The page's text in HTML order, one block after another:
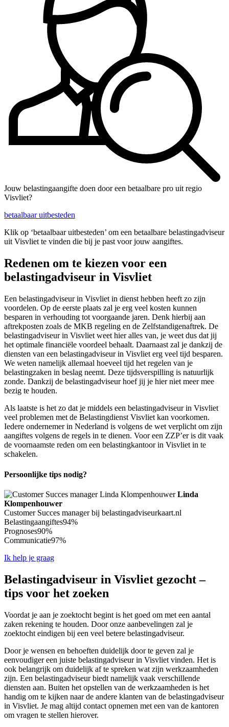
Jouw belastingaangifte doen door een betaalbare pro uit regio
Visvliet?
betaalbaar uitbesteden
Klik op ‘betaalbaar uitbesteden’ om een betaalbare belastingadviseur
uit Visvliet te vinden die bij je past voor jouw aangiftes.
Redenen om te kiezen voor een
belastingadviseur in Visvliet
Een belastingadviseur in Visvliet in dienst hebben heeft zo zijn
voordelen. Op de eerste plaats zal je erg veel kosten kunnen
besparen in verhouding tot voorgaande jaren. Denk hierbij aan
aftrekposten zoals de MKB regeling en de Zelfstandigenaftrek. De
belastingadviseur in Visvliet weet hier alles van, je weet dus dat jij
het optimale financiële voordeel behaalt. Daarnaast zal je dankzij de
diensten van een belastingadviseur in Visvliet erg veel tijd besparen.
We weten namelijk allemaal hoeveel tijd het regelen van je
belastingzaken in beslag neemt. Deze tijdsverspilling is natuurlijk
zonde. Dankzij de belastingadviseur hoef jij je hier niet meer mee
bezig te houden.
Als laatste is het zo dat je middels een belastingadviseur in Visvliet
veel problemen met de Belastingdienst Visvliet kan voorkomen.
Iedere ondernemer in Nederland is volgens de wet verplicht om zijn
aangiftes volgens de regels in te dienen. Voor een ZZP’er is dit vaak
de voornaamste reden om een belastingkantoor in Visvliet in te
schakelen.
Persoonlijke tips nodig?
Linda
Klompenhouwer
Customer Succes manager bij belastingadviseurkaart.nl
Belastingaangiftes94%
Prognoses90%
Communicatie97%
Ik help je graag
Belastingadviseur in Visvliet gezocht –
tips voor het zoeken
Voordat je aan je zoektocht begint is het goed om met een aantal
zaken rekening te houden. Door onze aanbevelingen zal je
zoektocht eindigen bij een veel betere belastingadviseur.
Door je wensen en behoeften duidelijk door te geven zal je
eenvoudiger een juiste belastingadviseur in Visvliet vinden. Het is
ook belangrijk om duidelijk af te spreken wat zijn werkzaamheden
zijn. Een belastingadviseur biedt namelijk vaak verschillende
diensten aan. Buiten het opstellen van de werkzaamheden is het
handig om te kijken naar de andere klanten van de belastingadviseur
in Visvliet. Je mag altijd contact opnemen met een van de kantoren
om vragen te stellen hierover.